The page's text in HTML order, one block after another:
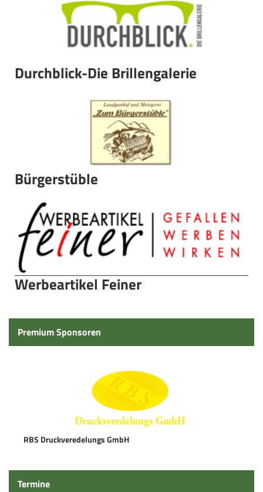
Durchblick-Die Brillengalerie
Bürgerstüble
Werbeartikel Feiner
Premium Sponsoren
RBS Druckveredelungs GmbH
Termine